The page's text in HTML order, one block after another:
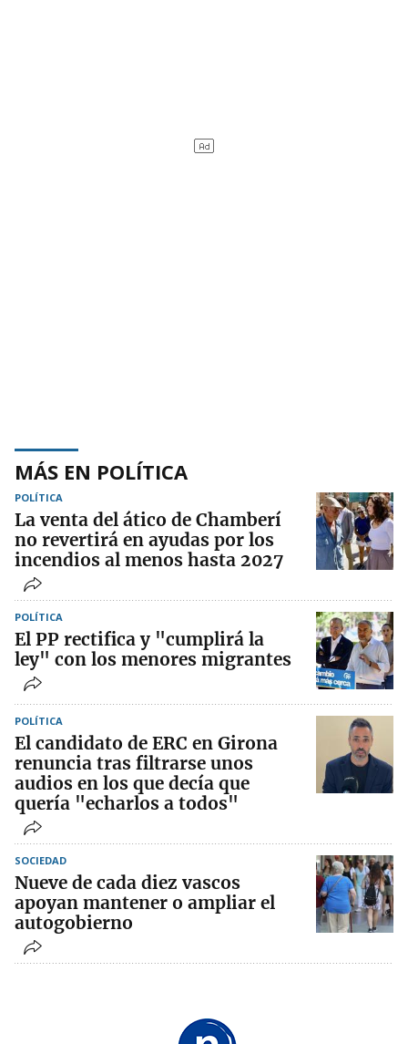
MÁS EN POLÍTICA
POLÍTICA
La venta del ático de Chamberí
no revertirá en ayudas por los
incendios al menos hasta 2027
POLÍTICA
El PP rectifica y "cumplirá la
ley" con los menores migrantes
POLÍTICA
El candidato de ERC en Girona
renuncia tras filtrarse unos
audios en los que decía que
quería "echarlos a todos"
SOCIEDAD
Nueve de cada diez vascos
apoyan mantener o ampliar el
autogobierno